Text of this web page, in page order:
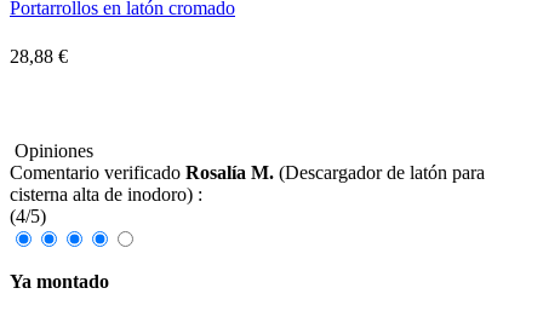
Portarrollos en latón cromado
28,88 €
Opiniones
Comentario verificado Rosalía M. (Descargador de latón para
cisterna alta de inodoro) :
(4/5)
Ya montado